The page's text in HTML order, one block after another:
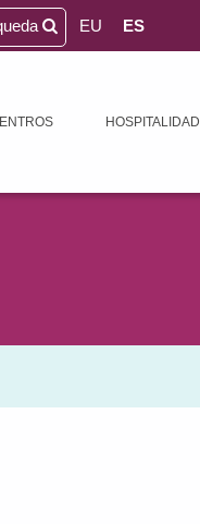
HOSPITALIDAD
EU ES